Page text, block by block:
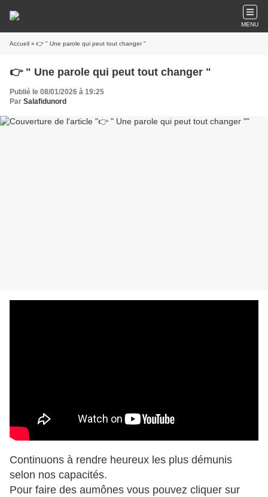
MENU
Accueil » 👉 " Une parole qui peut tout changer "
👉 " Une parole qui peut tout changer "
Publié le 08/01/2026 à 19:25
Par Salafidunord
Continuons à rendre heureux les plus démunis
selon nos capacités.
Pour faire des aumônes vous pouvez cliquer sur